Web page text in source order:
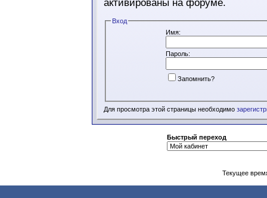
активированы на форуме.
Вход
Имя:
Пароль:
Запомнить?
Для просмотра этой страницы необходимо
Быстрый переход
Текущее